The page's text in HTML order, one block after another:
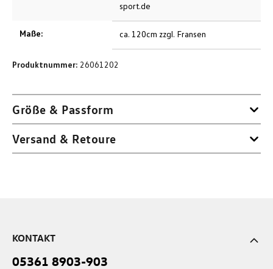
sport.de
Maße: ca. 120cm zzgl. Fransen
Produktnummer: 26061202
Größe & Passform
Versand & Retoure
KONTAKT
05361 8903-903